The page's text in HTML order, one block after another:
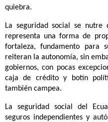
quiebra.
La seguridad social se
representa una forma de
fortaleza, fundamento para
reiteran la autonomía, sin
gobiernos, con pocas
caja de crédito y botín
también campea.
La seguridad social del
seguros independientes y